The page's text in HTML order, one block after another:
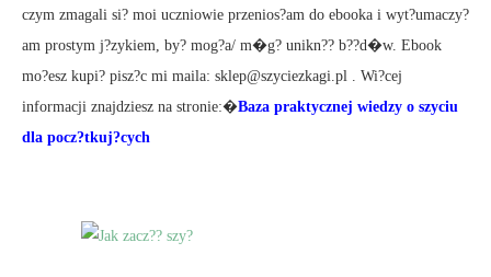
czym zmagali si? moi uczniowie przenios?am do ebooka i wyt?umaczy?
am prostym j?zykiem, by? mog?a/ m�g? unikn?? b??d�w. Ebook
mo?esz kupi? pisz?c mi maila: sklep@szyciezkagi.pl . Wi?cej
informacji znajdziesz na stronie:�Baza praktycznej wiedzy o szyciu
dla pocz?tkuj?cych